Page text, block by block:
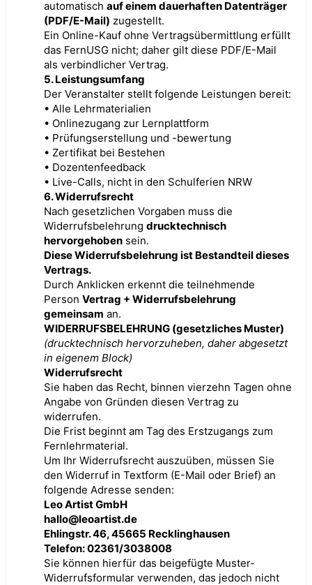
automatisch auf einem dauerhaften Datenträger
(PDF/E-Mail) zugestellt.
Ein Online-Kauf ohne Vertragsübermittlung erfüllt
das FernUSG nicht; daher gilt diese PDF/E-Mail
als verbindlicher Vertrag.
5. Leistungsumfang
Der Veranstalter stellt folgende Leistungen bereit:
• Alle Lehrmaterialien
• Onlinezugang zur Lernplattform
• Prüfungserstellung und -bewertung
• Zertifikat bei Bestehen
• Dozentenfeedback
• Live-Calls, nicht in den Schulferien NRW
6. Widerrufsrecht
Nach gesetzlichen Vorgaben muss die
Widerrufsbelehrung drucktechnisch
hervorgehoben sein.
Diese Widerrufsbelehrung ist Bestandteil dieses
Vertrags.
Durch Anklicken erkennt die teilnehmende
Person Vertrag + Widerrufsbelehrung
gemeinsam an.
WIDERRUFSBELEHRUNG (gesetzliches Muster)
(drucktechnisch hervorzuheben, daher abgesetzt
in eigenem Block)
Widerrufsrecht
Sie haben das Recht, binnen vierzehn Tagen ohne
Angabe von Gründen diesen Vertrag zu
widerrufen.
Die Frist beginnt am Tag des Erstzugangs zum
Fernlehrmaterial.
Um Ihr Widerrufsrecht auszuüben, müssen Sie
den Widerruf in Textform (E-Mail oder Brief) an
folgende Adresse senden:
Leo Artist GmbH
hallo@leoartist.de
Ehlingstr. 46, 45665 Recklinghausen
Telefon: 02361/3038008
Sie können hierfür das beigefügte Muster-
Widerrufsformular verwenden, das jedoch nicht